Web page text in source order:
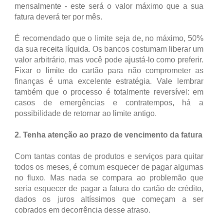
mensalmente - este será o valor máximo que a sua
fatura deverá ter por mês.
É recomendado que o limite seja de, no máximo, 50%
da sua receita líquida. Os bancos costumam liberar um
valor arbitrário, mas você pode ajustá-lo como preferir.
Fixar o limite do cartão para não comprometer as
finanças é uma excelente estratégia. Vale lembrar
também que o processo é totalmente reversível: em
casos de emergências e contratempos, há a
possibilidade de retornar ao limite antigo.
2. Tenha atenção ao prazo de vencimento da fatura
Com tantas contas de produtos e serviços para quitar
todos os meses, é comum esquecer de pagar algumas
no fluxo. Mas nada se compara ao problemão que
seria esquecer de pagar a fatura do cartão de crédito,
dados os juros altíssimos que começam a ser
cobrados em decorrência desse atraso.